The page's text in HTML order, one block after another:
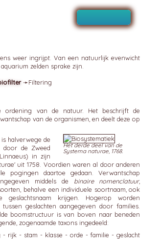
weer ingrijpt. Van een natuurlijk evenwicht
zelden sprake zijn.
➛Filtering
ordening van de natuur. Het beschrijft de
van de organismen, en deelt deze op
Het derde deel van de
Systema naturae, 1768.
halverwege de
door de Zweed
in zijn
uit 1758. Voordien waren al door anderen
pogingen daartoe gedaan. Verwantschap
middels de binaire nomenclatuur,
behalve een individuele soortnaam, ook
geslachtsnaam krijgen. Hogerop worden
geslachten aangegeven door families.
boomstructuur is van boven naar beneden
zogenaamde taxons ingedeeld:
- rijk - stam - klasse - orde - familie - geslacht